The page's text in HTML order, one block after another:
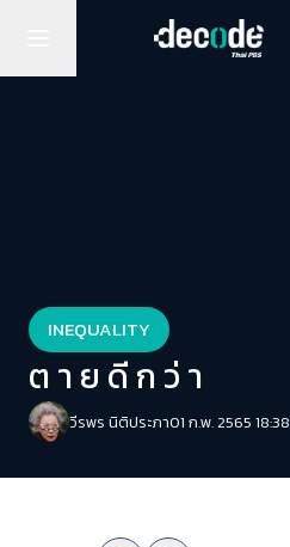
INEQUALITY
ต า ย ดี ก ว่ า
วีรพร นิติประภา01 ก.พ. 2565 18:38